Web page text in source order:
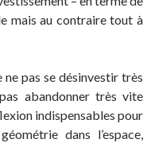
mais au contraire tout à
pas se désinvestir très
abandonner très vite
indispensables pour
dans l’espace,